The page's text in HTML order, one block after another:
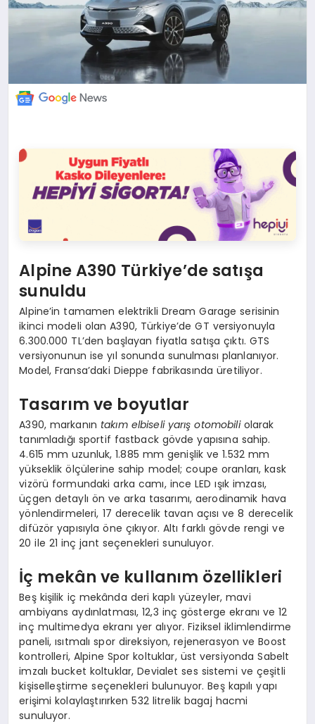
OTOMOBIL
Alpine A390 Türkiye’de satışa
sunuldu
Alpine’in tamamen elektrikli Dream Garage serisinin
ikinci modeli olan A390, Türkiye’de GT versiyonuyla
6.300.000 TL’den başlayan fiyatla satışa çıktı. GTS
versiyonunun ise yıl sonunda sunulması planlanıyor.
Model, Fransa’daki Dieppe fabrikasında üretiliyor.
Tasarım ve boyutlar
A390, markanın takım elbiseli yarış otomobiliolarak
tanımladığı sportif fastback gövde yapısına sahip.
4.615 mm uzunluk, 1.885 mm genişlik ve 1.532 mm
yükseklik ölçülerine sahip model; coupe oranları, kask
vizörü formundaki arka camı, ince LED ışık imzası,
üçgen detaylı ön ve arka tasarımı, aerodinamik hava
yönlendirmeleri, 17 derecelik tavan açısı ve 8 derecelik
difüzör yapısıyla öne çıkıyor. Altı farklı gövde rengi ve
20 ile 21 inç jant seçenekleri sunuluyor.
İç mekân ve kullanım özellikleri
Beş kişilik iç mekânda deri kaplı yüzeyler, mavi
ambiyans aydınlatması, 12,3 inç gösterge ekranı ve 12
inç multimedya ekranı yer alıyor. Fiziksel iklimlendirme
paneli, ısıtmalı spor direksiyon, rejenerasyon ve Boost
kontrolleri, Alpine Spor koltuklar, üst versiyonda Sabelt
imzalı bucket koltuklar, Devialet ses sistemi ve çeşitli
kişiselleştirme seçenekleri bulunuyor. Beş kapılı yapı
erişimi kolaylaştırırken 532 litrelik bagaj hacmi
sunuluyor.